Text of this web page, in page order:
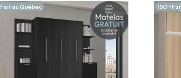
au Québec ISO